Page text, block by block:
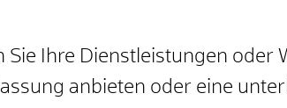
Sie Ihre Dienstleistungen oder
anbieten oder eine